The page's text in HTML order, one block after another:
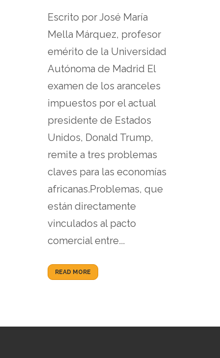
Escrito por José María
Mella Márquez, profesor
emérito de la Universidad
Autónoma de Madrid El
examen de los aranceles
impuestos por el actual
presidente de Estados
Unidos, Donald Trump,
remite a tres problemas
claves para las economías
africanas.Problemas, que
están directamente
vinculados al pacto
comercial entre...
READ MORE